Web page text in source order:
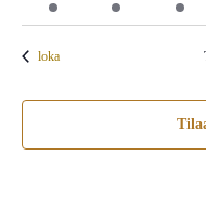
tapahtumatapahtuma
loka